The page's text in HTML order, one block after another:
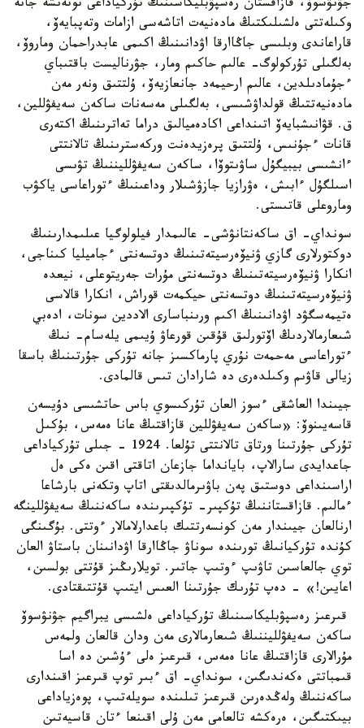
جۋنۋسوۆ، قازاقستان رەسپۋبليكاسىنىڭ تۇركياداعى توتەنشە جانە
وكىلەتتى ەلشىلىكتىڭ مادەنيەت اتاشەسى ازامات وتەپبايەۆ،
قاراعاندى وبلىسى جاڭاارقا اۋدانىنىڭ اكىمى عابدراحمان وماروۆ،
بەلگىلى تۇركولوگ- عالىم حاكىم ومار، جۋرناليست باقتىباي
ءجۇمادىلدين، عالىم ارحيمەد جانعازيەۆ، ۇلتتىق ونەر مەن
مادەنيەتتىڭ قولداۋشىسى، بەلگىلى مەسەنات ساكەن سەيفۋللين،
ق. قۋانىشبايەۆ اتىنداعى اكادەميالىق دراما تەاترىنىڭ اكتەرى
قانات ءجۇنىس، ۇلتتىق پرەزيدەنت وركەسترىنىڭ تالانتتى
ءانشىسى بيبيگۇل ساۋىتوۆا، ساكەن سەيفۋلليننىڭ تۋىسى
اسىلگۇل ءابىش، ەۋرازيا جازۋشىلار وداعىنىڭ ءتوراعاسى ياكۋب
وماروعلى قاتىستى.
سونداي- اق ساكەنتانۋشى- عالىمدار فيلولوگيا عىلىمدارىنىڭ
دوكتورلارى گازي ۋنيۆەرسيتەتىنىڭ دوتسەنتى ءجاميليا كىناجى،
انكارا ۋنيۆەرسيتەتىنىڭ دوتسەنتى مۇرات جەريتوعلى، نيعدە
ۋنيۆەرسيتەتىنىڭ دوتسەنتى حيكمەت قوراش، انكارا قالاسى
ەتيمەسگۋد اۋدانىنىڭ اكىم ورىنباسارى الاددين سونات، ادەبي
شىعارمالاردىڭ اۆتورلىق قۇقىن قورعاۋ ۇيىمى يلەسام- نىڭ
ءتوراعاسى مەحمەت نۇري پارماكسىز جانە تۇركى جۇرتىنىڭ باسقا
زيالى قاۋىم وكىلدەرى دە شارادان تىس قالمادى.
جيىندا العاشقى ءسوز العان تۇركىسوي باس حاتشىسى دۇيسەن
قاسەيىنوۆ: «ساكەن سەيفۋللين قازاقتىڭ عانا ەمەس، بۇكىل
تۇركى جۇرتىنا ورتاق تالانتتى تۇلعا. 1924 - جىلى تۇركياداعى
جاعدايدى سارالاپ، بايانداما جازعان اتاقتى اقىن ەكى ەل
اراسىنداعى دوستىق پەن باۋىرمالدىقتى اتاپ وتكەنى بارشاعا
ءمالىم. قازاقستاننىڭ تۇكپىر- تۇكپىرىندە ساكەننىڭ سەيفۋللينگە
ارنالعان جيىندار مەن كونسەرتتىك باعدارلامالار ءوتتى. بۇگىنگى
كۇندە تۇركيانىڭ تورىندە سوناۋ جاڭاارقا اۋدانىنان باستاۋ العان
توي جالعاسىن تاۋىپ ءوتىپ جاتىر. تويلارىڭىز قۇتتى بولسىن،
اعايىن!» - دەپ تۇرىك جۇرتىنا العىس ايتىپ قۇتتىقتادى.
قىرعىز رەسپۋبليكاسىنىڭ تۇركياداعى ەلشىسى يبراگيم جۋنۋسوۆ
ساكەن سەيفۋلليننىڭ شىعارمالارى مەن ودان قالعان ولمەس
مۇرالارى قازاقتىڭ عانا ەمەس، قىرعىز ەلى ءۇشىن دە اسا
قىمباتتى ەكەندىگىن، سونداي- اق ءبىر توپ قىرعىز اقىندارى
ساكەننىڭ ولەڭدەرىن قىرعىز تىلىندە سويلەتىپ، پوەزياداعى
بيىكتىگىن، ەرەكشە تالعامى مەن ۇلى اقىنعا ءتان قاسيەتىن